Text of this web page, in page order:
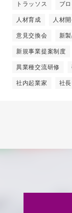
トラッソス ブ
人材育成 人材
意見交換会 新
新規事業提案制度
異業種交流研修
社内起業家 社